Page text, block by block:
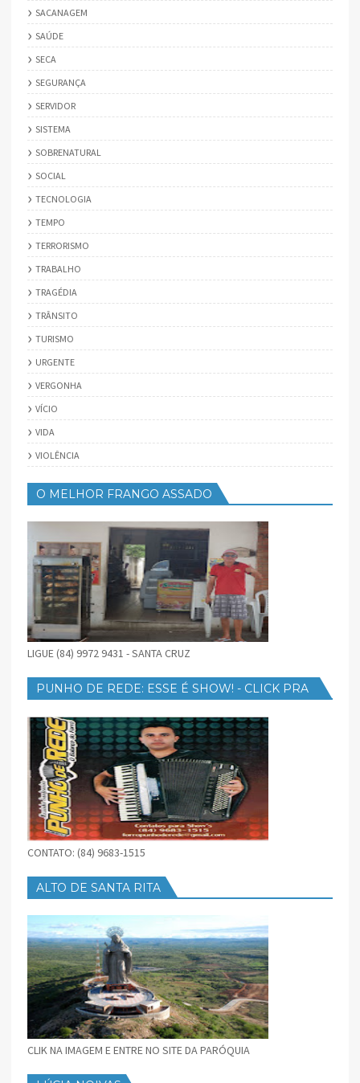
SACANAGEM
SAÚDE
SECA
SEGURANÇA
SERVIDOR
SISTEMA
SOBRENATURAL
SOCIAL
TECNOLOGIA
TEMPO
TERRORISMO
TRABALHO
TRAGÉDIA
TRÂNSITO
TURISMO
URGENTE
VERGONHA
VÍCIO
VIDA
VIOLÊNCIA
O MELHOR FRANGO ASSADO
LIGUE (84) 9972 9431 - SANTA CRUZ
PUNHO DE REDE: ESSE É SHOW! - CLICK PRA
CONTATO: (84) 9683-1515
ALTO DE SANTA RITA
CLIK NA IMAGEM E ENTRE NO SITE DA PARÓQUIA